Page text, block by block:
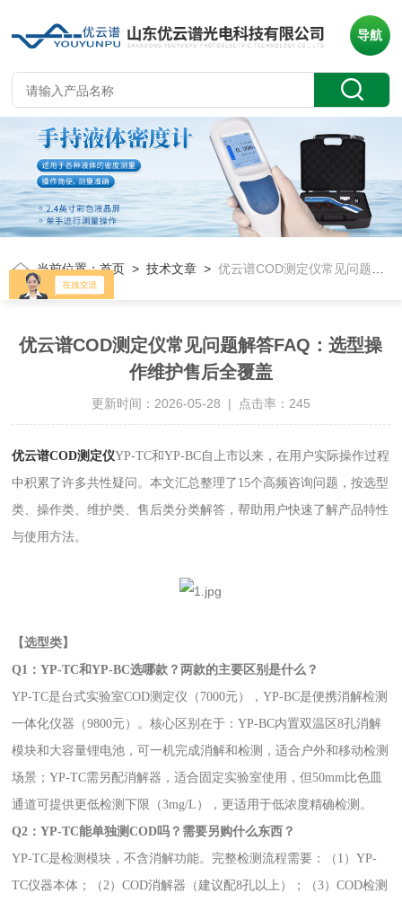
导航
当前位置：首页 >技术文章 >优云谱COD测定仪常见问题解答FAQ：选型操作维护售后全覆盖
优云谱COD测定仪常见问题解答FAQ：选型操
作维护售后全覆盖
更新时间：2026-05-28 | 点击率：245
优云谱COD测定仪YP-TC和YP-BC自上市以来，在用户实际操作过程
中积累了许多共性疑问。本文汇总整理了15个高频咨询问题，按选型
类、操作类、维护类、售后类分类解答，帮助用户快速了解产品特性
与使用方法。
【选型类】
Q1：YP-TC和YP-BC选哪款？两款的主要区别是什么？
YP-TC是台式实验室COD测定仪（7000元），YP-BC是便携消解检测
一体化仪器（9800元）。核心区别在于：YP-BC内置双温区8孔消解
模块和大容量锂电池，可一机完成消解和检测，适合户外和移动检测
场景；YP-TC需另配消解器，适合固定实验室使用，但50mm比色皿
通道可提供更低检测下限（3mg/L），更适用于低浓度精确检测。
Q2：YP-TC能单独测COD吗？需要另购什么东西？
YP-TC是检测模块，不含消解功能。完整检测流程需要：（1）YP-
TC仪器本体；（2）COD消解器（建议配8孔以上）；（3）COD检测